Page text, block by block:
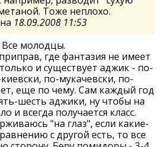
Тоже неплохо.
18.09.2008 11:53
Все молодцы.
где фантазия не имеет
и существует аджик - по-
по-мукачевски, по-
еще по чему. Сам каждый год
шесть аджики, ну чтобы на
и всегда получается класс.
"на глаз", если какие-
с другой есть, то все